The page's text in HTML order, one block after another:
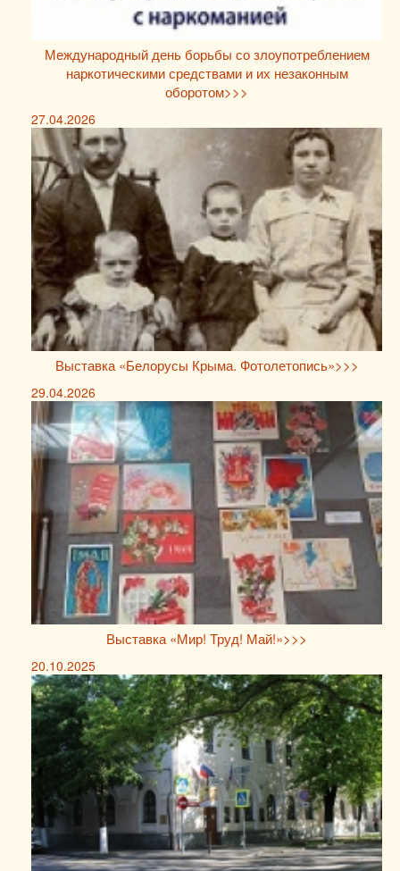
Международный день борьбы со злоупотреблением
наркотическими средствами и их незаконным
оборотом>>>
27.04.2026
Выставка «Белорусы Крыма. Фотолетопись»>>>
29.04.2026
Выставка «Мир! Труд! Май!»>>>
20.10.2025